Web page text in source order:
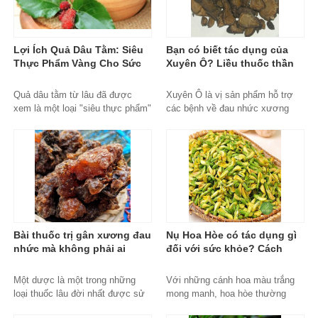
Lợi Ích Quả Dâu Tằm: Siêu
Thực Phẩm Vàng Cho Sức
Quả dâu tằm từ lâu đã được
xem là một loại "siêu thực phẩm"
Đông....
Bạn có biết tác dụng của
Xuyên Ô? Liều thuốc thần
Copy
Xuyên Ô là vị sản phẩm hỗ trợ
các bệnh về đau nhức xương
tay lạnh vã mồ hôi rất hiệu quả.
Tuy nhiên nó lại là vị thuốc có
độc tính rất mạnh đặc biệt trên
hệ thần kinh, tim mạch. Bài viết
dưới đây sẽ giúp bạn đọc hiểu rõ
hơn về đặc điểm, công dụng và
độc tính thuốc.
xuyen-o, mua-xuyen-o-dau,
xuyen-o-uy-tin, xuyen-o-chinh-
Bài thuốc trị gân xương đau
nhức mà không phải ai
Bài thuốc chữa bệnh
Một dược là một trong những
loại thuốc lâu đời nhất được sử
Nụ Hoa Hòe có tác dụng gì
đối với sức khỏe? Cách
để chuẩn nhất
Với những cánh hoa màu trắng
mong manh, hoa hòe thường